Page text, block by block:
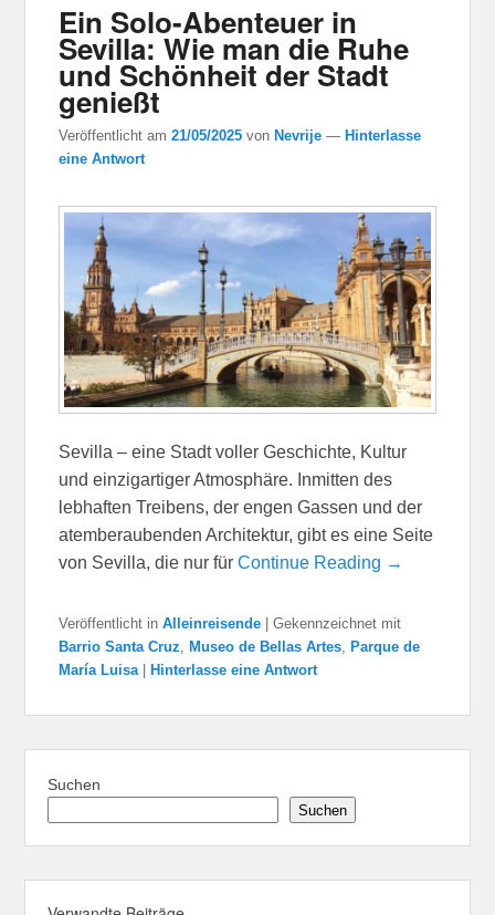
Ein Solo-Abenteuer in
Sevilla: Wie man die Ruhe
und Schönheit der Stadt
genießt
Veröffentlicht am21/05/2025 von Nevrije — Hinterlasse
eine Antwort
Sevilla – eine Stadt voller Geschichte, Kultur
und einzigartiger Atmosphäre. Inmitten des
lebhaften Treibens, der engen Gassen und der
atemberaubenden Architektur, gibt es eine Seite
von Sevilla, die nur fürContinue Reading →
Veröffentlicht in Alleinreisende |Gekennzeichnet mit
Barrio Santa Cruz, Museo de Bellas Artes, Parque de
María Luisa
Hinterlasse eine Antwort
Suchen
Suchen